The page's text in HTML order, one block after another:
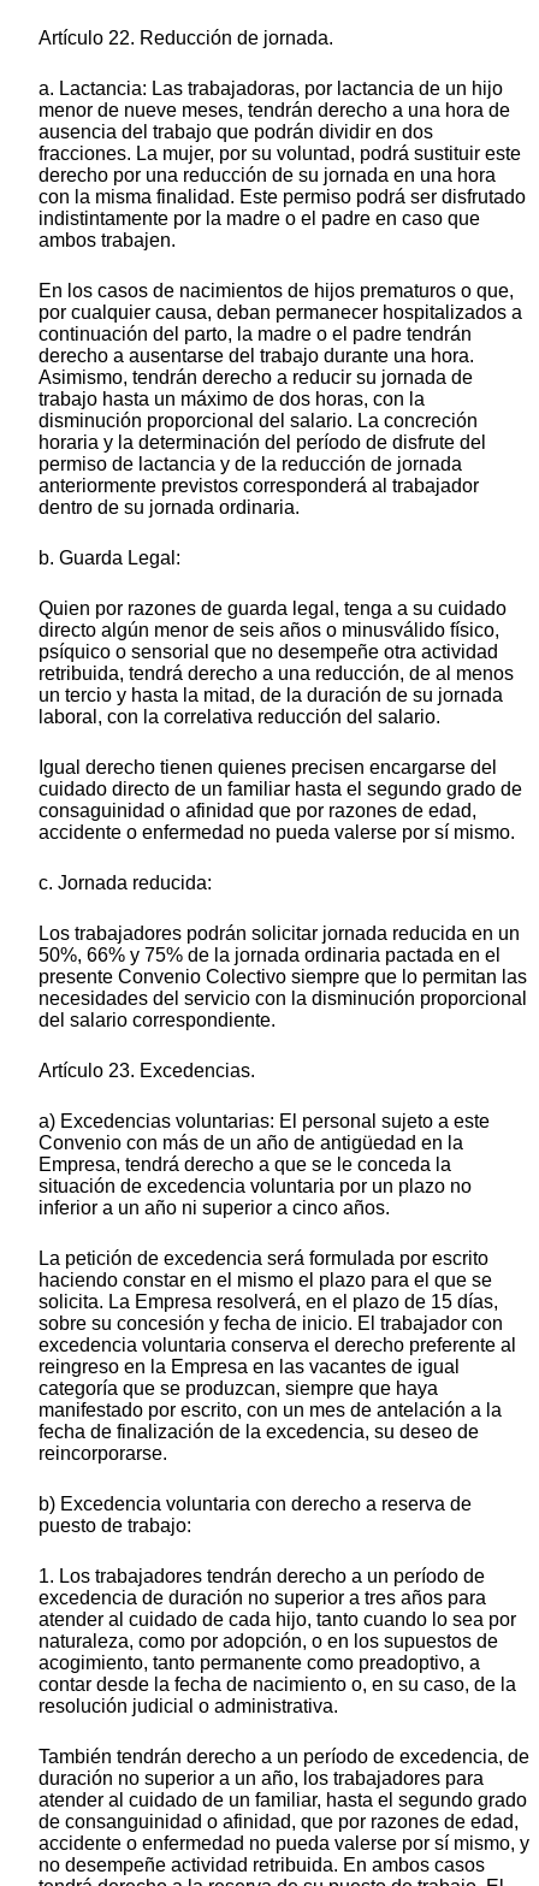
Artículo 22. Reducción de jornada.
a. Lactancia: Las trabajadoras, por lactancia de un hijo
menor de nueve meses, tendrán derecho a una hora de
ausencia del trabajo que podrán dividir en dos
fracciones. La mujer, por su voluntad, podrá sustituir este
derecho por una reducción de su jornada en una hora
con la misma finalidad. Este permiso podrá ser disfrutado
indistintamente por la madre o el padre en caso que
ambos trabajen.
En los casos de nacimientos de hijos prematuros o que,
por cualquier causa, deban permanecer hospitalizados a
continuación del parto, la madre o el padre tendrán
derecho a ausentarse del trabajo durante una hora.
Asimismo, tendrán derecho a reducir su jornada de
trabajo hasta un máximo de dos horas, con la
disminución proporcional del salario. La concreción
horaria y la determinación del período de disfrute del
permiso de lactancia y de la reducción de jornada
anteriormente previstos corresponderá al trabajador
dentro de su jornada ordinaria.
b. Guarda Legal:
Quien por razones de guarda legal, tenga a su cuidado
directo algún menor de seis años o minusválido físico,
psíquico o sensorial que no desempeñe otra actividad
retribuida, tendrá derecho a una reducción, de al menos
un tercio y hasta la mitad, de la duración de su jornada
laboral, con la correlativa reducción del salario.
Igual derecho tienen quienes precisen encargarse del
cuidado directo de un familiar hasta el segundo grado de
consaguinidad o afinidad que por razones de edad,
accidente o enfermedad no pueda valerse por sí mismo.
c. Jornada reducida:
Los trabajadores podrán solicitar jornada reducida en un
50%, 66% y 75% de la jornada ordinaria pactada en el
presente Convenio Colectivo siempre que lo permitan las
necesidades del servicio con la disminución proporcional
del salario correspondiente.
Artículo 23. Excedencias.
a) Excedencias voluntarias: El personal sujeto a este
Convenio con más de un año de antigüedad en la
Empresa, tendrá derecho a que se le conceda la
situación de excedencia voluntaria por un plazo no
inferior a un año ni superior a cinco años.
La petición de excedencia será formulada por escrito
haciendo constar en el mismo el plazo para el que se
solicita. La Empresa resolverá, en el plazo de 15 días,
sobre su concesión y fecha de inicio. El trabajador con
excedencia voluntaria conserva el derecho preferente al
reingreso en la Empresa en las vacantes de igual
categoría que se produzcan, siempre que haya
manifestado por escrito, con un mes de antelación a la
fecha de finalización de la excedencia, su deseo de
reincorporarse.
b) Excedencia voluntaria con derecho a reserva de
puesto de trabajo:
1. Los trabajadores tendrán derecho a un período de
excedencia de duración no superior a tres años para
atender al cuidado de cada hijo, tanto cuando lo sea por
naturaleza, como por adopción, o en los supuestos de
acogimiento, tanto permanente como preadoptivo, a
contar desde la fecha de nacimiento o, en su caso, de la
resolución judicial o administrativa.
También tendrán derecho a un período de excedencia, de
duración no superior a un año, los trabajadores para
atender al cuidado de un familiar, hasta el segundo grado
de consanguinidad o afinidad, que por razones de edad,
accidente o enfermedad no pueda valerse por sí mismo, y
no desempeñe actividad retribuida. En ambos casos